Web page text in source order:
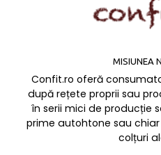
MISIUNEA
Confit.ro oferă
după rețete proprii sau
în serii mici de producție
prime autohtone sau
colțuri